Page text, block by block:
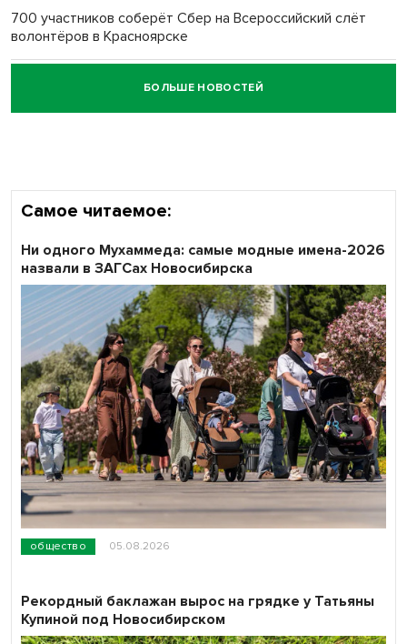
700 участников соберёт Сбер на Всероссийский слёт
волонтёров в Красноярске
Честный выбор: видеонаблюдение обеспечит
объективность результатов ЕДГ в Новосибирской
БОЛЬШЕ НОВОСТЕЙ
Самое читаемое:
общество 05.08.2026
Ни одного Мухаммеда: самые модные имена-2026
назвали в ЗАГСах Новосибирска
Рекордный баклажан вырос на грядке у Татьяны
Купиной под Новосибирском